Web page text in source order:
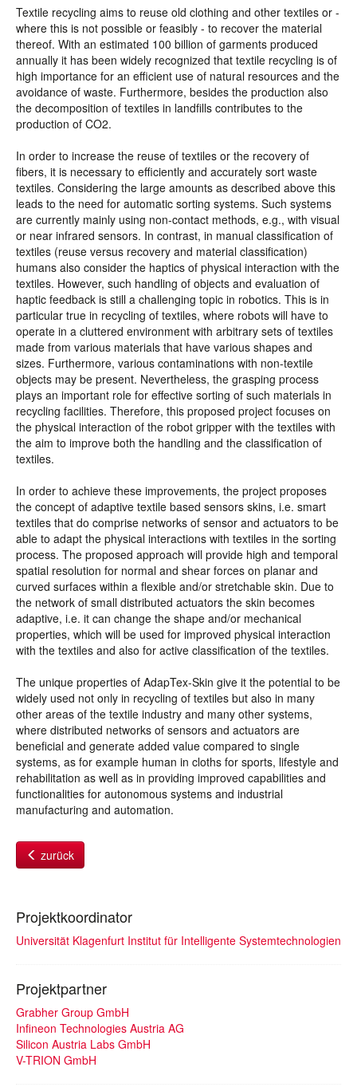
Textile recycling aims to reuse old clothing and other textiles or -
where this is not possible or feasibly - to recover the material
thereof. With an estimated 100 billion of garments produced
annually it has been widely recognized that textile recycling is of
high importance for an efficient use of natural resources and the
avoidance of waste. Furthermore, besides the production also
the decomposition of textiles in landfills contributes to the
production of CO2.
In order to increase the reuse of textiles or the recovery of
fibers, it is necessary to efficiently and accurately sort waste
textiles. Considering the large amounts as described above this
leads to the need for automatic sorting systems. Such systems
are currently mainly using non-contact methods, e.g., with visual
or near infrared sensors. In contrast, in manual classification of
textiles (reuse versus recovery and material classification)
humans also consider the haptics of physical interaction with the
textiles. However, such handling of objects and evaluation of
haptic feedback is still a challenging topic in robotics. This is in
particular true in recycling of textiles, where robots will have to
operate in a cluttered environment with arbitrary sets of textiles
made from various materials that have various shapes and
sizes. Furthermore, various contaminations with non-textile
objects may be present. Nevertheless, the grasping process
plays an important role for effective sorting of such materials in
recycling facilities. Therefore, this proposed project focuses on
the physical interaction of the robot gripper with the textiles with
the aim to improve both the handling and the classification of
textiles.
In order to achieve these improvements, the project proposes
the concept of adaptive textile based sensors skins, i.e. smart
textiles that do comprise networks of sensor and actuators to be
able to adapt the physical interactions with textiles in the sorting
process. The proposed approach will provide high and temporal
spatial resolution for normal and shear forces on planar and
curved surfaces within a flexible and/or stretchable skin. Due to
the network of small distributed actuators the skin becomes
adaptive, i.e. it can change the shape and/or mechanical
properties, which will be used for improved physical interaction
with the textiles and also for active classification of the textiles.
The unique properties of AdapTex-Skin give it the potential to be
widely used not only in recycling of textiles but also in many
other areas of the textile industry and many other systems,
where distributed networks of sensors and actuators are
beneficial and generate added value compared to single
systems, as for example human in cloths for sports, lifestyle and
rehabilitation as well as in providing improved capabilities and
functionalities for autonomous systems and industrial
manufacturing and automation.
zurück
Projektkoordinator
Universität Klagenfurt Institut für Intelligente Systemtechnologien
Projektpartner
Grabher Group GmbH
Infineon Technologies Austria AG
Silicon Austria Labs GmbH
V-TRION GmbH